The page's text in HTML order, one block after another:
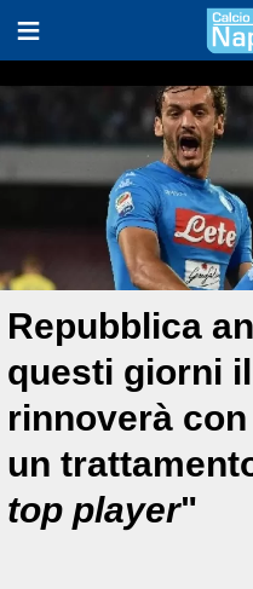
Repubblica
questi giorni
rinnoverà
un
top player"